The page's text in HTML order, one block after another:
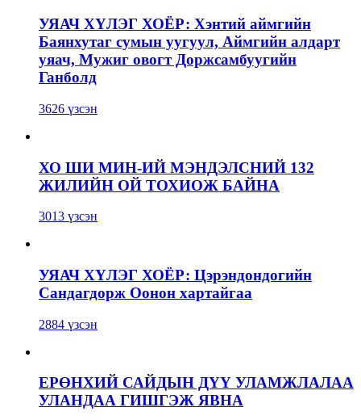
УЯАЧ ХҮЛЭГ ХОЁР: Хэнтий аймгийн
Баянхутаг сумын уугуул, Аймгийн алдарт
уяач, Мужиг овогт Доржсамбуугийн
Ганболд
3626 үзсэн
ХО ШИ МИН-ИЙ МЭНДЭЛСНИЙ 132
ЖИЛИЙН ОЙ ТОХИОЖ БАЙНА
3013 үзсэн
УЯАЧ ХҮЛЭГ ХОЁР: Цэрэндондогийн
Сандагдорж Оонон хартайгаа
2884 үзсэн
ЕРӨНХИЙ САЙДЫН ДҮҮ УЛАМЖЛАЛАА
УЛАНДАА ГИШГЭЖ ЯВНА